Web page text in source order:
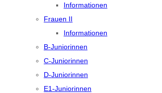
Informationen
Frauen II
Informationen
B-Juniorinnen
C-Juniorinnen
D-Juniorinnen
E1-Juniorinnen